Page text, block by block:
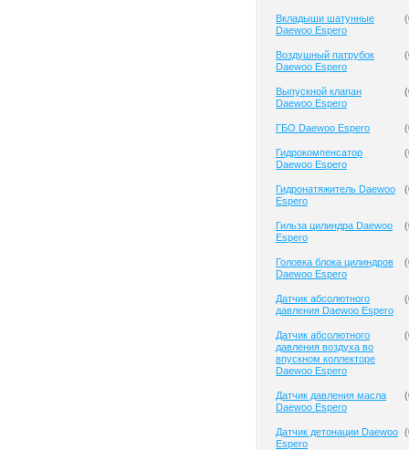
Вкладыши шатунные
Daewoo Espero
(
Воздушный патрубок
Daewoo Espero
(
Выпускной клапан
Daewoo Espero
(
ГБО Daewoo Espero (
Гидрокомпенсатор
Daewoo Espero
(
Гидронатяжитель Daewoo
Espero
(
Гильза цилиндра Daewoo
Espero
(
Головка блока цилиндров
Daewoo Espero
(
Датчик абсолютного
давления Daewoo Espero
(
Датчик абсолютного
давления воздуха во
впускном коллекторе
Daewoo Espero
(
Датчик давления масла
Daewoo Espero
(
Датчик детонации Daewoo
Espero
(